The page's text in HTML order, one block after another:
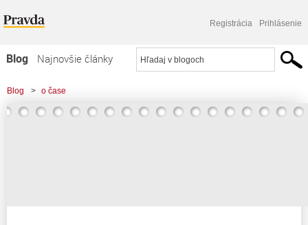
Registrácia Prihlásenie
Blog
Najnovšie články
Najčítanejšie články
Najkomentovanejšie články
Blog > o čase